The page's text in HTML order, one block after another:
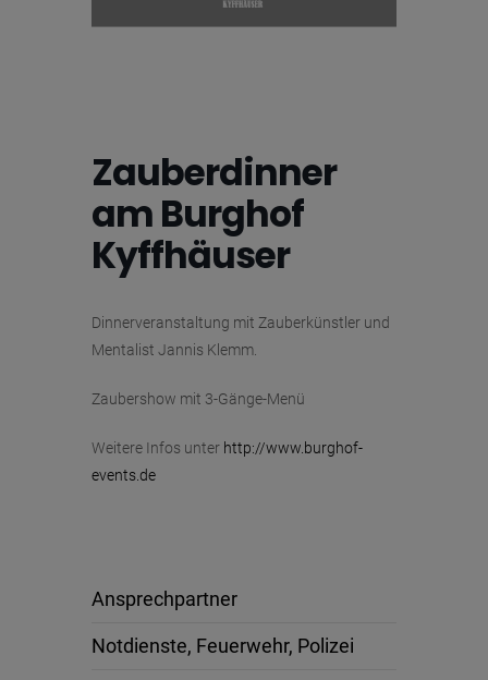
Zauberdinner
am Burghof
Kyffhäuser
Dinnerveranstaltung mit Zauberkünstler und
Mentalist Jannis Klemm.
Zaubershow mit 3-Gänge-Menü
Weitere Infos unter http://www.burghof-
events.de
Ansprechpartner
Notdienste, Feuerwehr, Polizei